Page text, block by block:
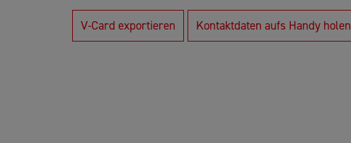
V-Card exportieren Kontaktdaten aufs Handy holen